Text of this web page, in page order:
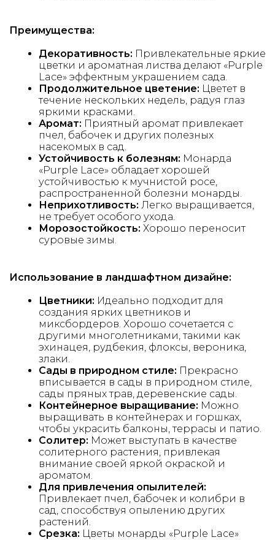
Преимущества:
Декоративность: Привлекательные яркие
цветки и ароматная листва делают «Purple
Lace» эффектным украшением сада.
Продолжительное цветение: Цветет в
течение нескольких недель, радуя глаз
яркими красками.
Аромат: Приятный аромат привлекает
пчел, бабочек и других полезных
насекомых в сад.
Устойчивость к болезням: Монарда
«Purple Lace» обладает хорошей
устойчивостью к мучнистой росе,
распространенной болезни монарды.
Неприхотливость: Легко выращивается,
не требует особого ухода.
Морозостойкость: Хорошо переносит
суровые зимы.
Использование в ландшафтном дизайне:
Цветники: Идеально подходит для
создания ярких цветников и
миксбордеров. Хорошо сочетается с
другими многолетниками, такими как
эхинацея, рудбекия, флоксы, вероника,
злаки.
Сады в природном стиле: Прекрасно
вписывается в сады в природном стиле,
сады пряных трав, деревенские сады.
Контейнерное выращивание: Можно
выращивать в контейнерах и горшках,
чтобы украсить балконы, террасы и патио.
Солитер: Может выступать в качестве
солитерного растения, привлекая
внимание своей яркой окраской и
ароматом.
Для привлечения опылителей:
Привлекает пчел, бабочек и колибри в
сад, способствуя опылению других
растений.
Срезка: Цветы монарды «Purple Lace»